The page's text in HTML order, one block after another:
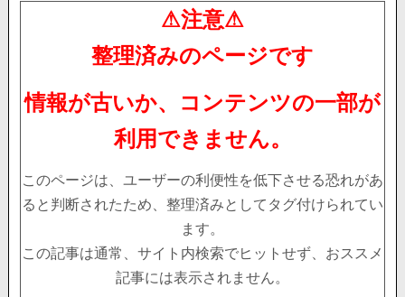
⚠注意⚠
整理済みのページです
情報が古いか、コンテンツの一部が
利用できません。
このページは、ユーザーの利便性を低下させる恐れがあ
ると判断されたため、整理済みとしてタグ付けられてい
ます。
この記事は通常、サイト内検索でヒットせず、おススメ
記事には表示されません。